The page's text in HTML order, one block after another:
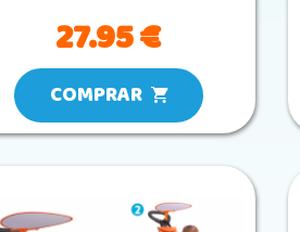
27.95 €
COMPRAR